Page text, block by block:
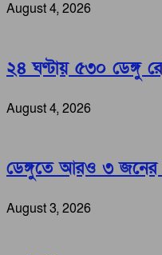
August 4, 2026
২৪ ঘণ্টায় ৫৩০ ডেঙ্গু
August 4, 2026
ডেঙ্গুতে আরও ৩
August 3, 2026